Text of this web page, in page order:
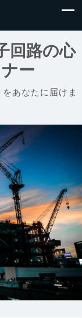
回路の心
ー
あなたに届けま